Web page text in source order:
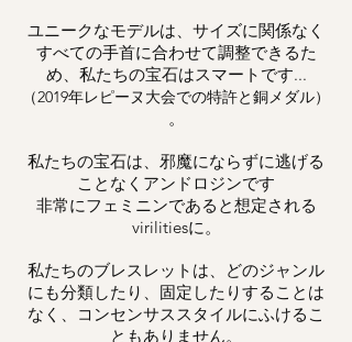
ユニークなモデルは、サイズに関係なく
すべての手首に合わせて調整できるた
め、私たちの宝石はスマートです...
（2019年レピーヌ大会での特許と銅メダル）
。
私たちの宝石は、邪魔にならずに逃げる
ことなくアンドロジンです
非常にフェミニンであると想定される
virilitiesに。
私たちのブレスレットは、どのジャンル
にも分類したり、固定したりすることは
なく、コンセンサススタイルにふけるこ
ともありません。